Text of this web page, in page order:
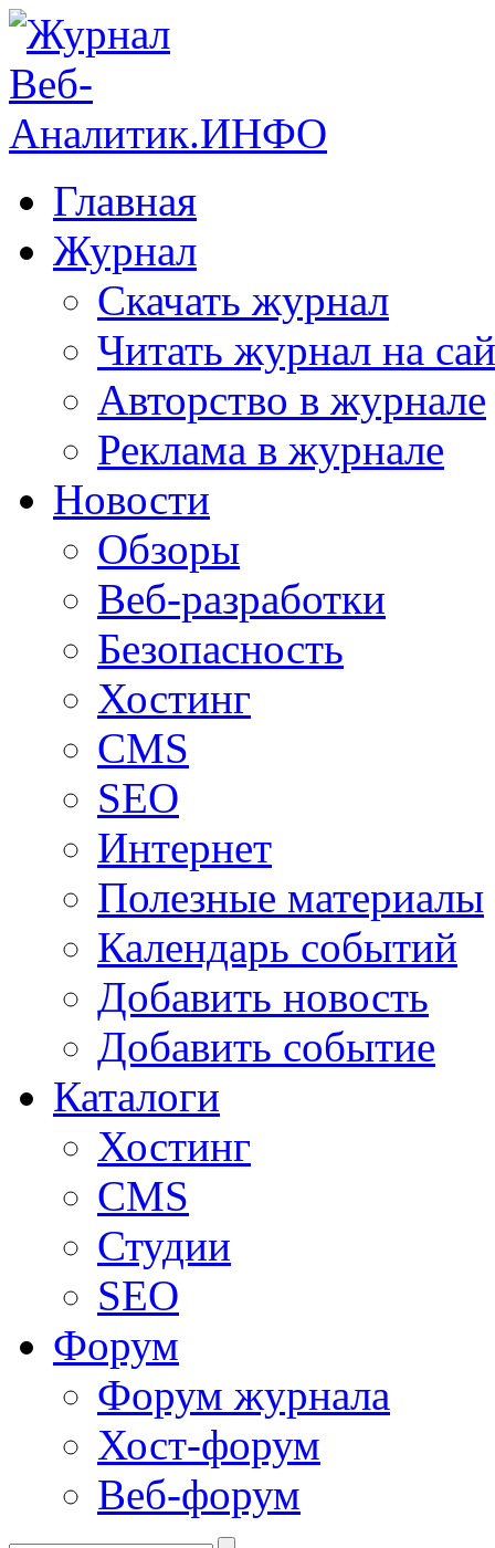
Главная
Журнал
Скачать журнал
Читать журнал на
Авторство в журнале
Реклама в журнале
Новости
Обзоры
Веб-разработки
Безопасность
Хостинг
CMS
SEO
Интернет
Полезные материалы
Календарь событий
Добавить новость
Добавить событие
Каталоги
Хостинг
CMS
Студии
SEO
Форум
Форум журнала
Хост-форум
Веб-форум